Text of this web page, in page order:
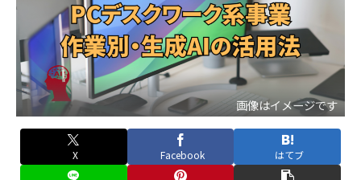
画像はイメージです
X Facebook はてブ